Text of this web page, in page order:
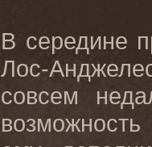
В середине
Лос-
совсем